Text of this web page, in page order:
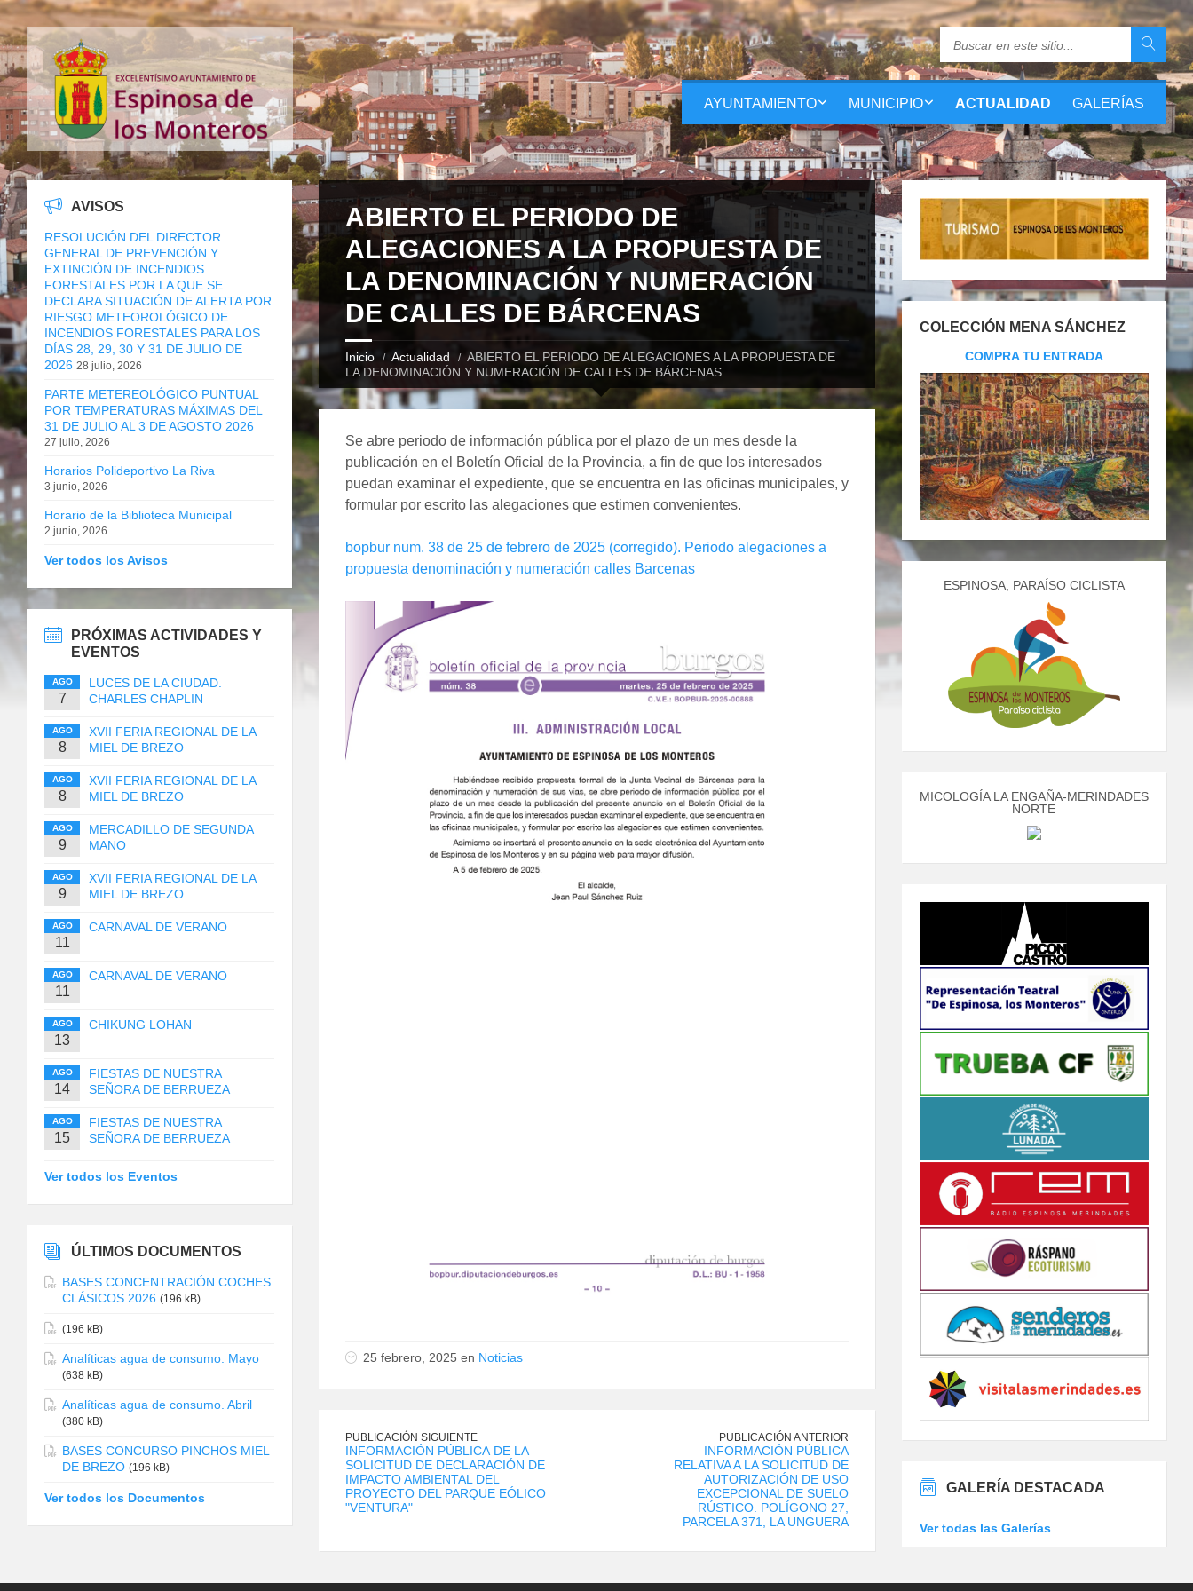
AYUNTAMIENTO MUNICIPIO ACTUALIDAD GALERÍAS
ABIERTO EL PERIODO DE
ALEGACIONES A LA PROPUESTA DE
LA DENOMINACIÓN Y NUMERACIÓN
DE CALLES DE BÁRCENAS
Inicio Actualidad
ABIERTO EL PERIODO DE ALEGACIONES A LA PROPUESTA DE
LA DENOMINACIÓN Y NUMERACIÓN DE CALLES DE BÁRCENAS
Se abre periodo de información pública por el plazo de un mes desde la
publicación en el Boletín Oficial de la Provincia, a fin de que los interesados
puedan examinar el expediente, que se encuentra en las oficinas municipales, y
formular por escrito las alegaciones que estimen convenientes.
bopbur num. 38 de 25 de febrero de 2025 (corregido). Periodo alegaciones a
propuesta denominación y numeración calles Barcenas
25 febrero, 2025 en Noticias
PUBLICACIÓN SIGUIENTE
INFORMACIÓN PÚBLICA DE LA
SOLICITUD DE DECLARACIÓN DE
IMPACTO AMBIENTAL DEL
PROYECTO DEL PARQUE EÓLICO
"VENTURA"
PUBLICACIÓN ANTERIOR
INFORMACIÓN PÚBLICA
RELATIVA A LA SOLICITUD DE
AUTORIZACIÓN DE USO
EXCEPCIONAL DE SUELO
RÚSTICO. POLÍGONO 27,
PARCELA 371, LA UNGUERA
AVISOS
RESOLUCIÓN DEL DIRECTOR
GENERAL DE PREVENCIÓN Y
EXTINCIÓN DE INCENDIOS
FORESTALES POR LA QUE SE
DECLARA SITUACIÓN DE ALERTA POR
RIESGO METEOROLÓGICO DE
INCENDIOS FORESTALES PARA LOS
DÍAS 28, 29, 30 Y 31 DE JULIO DE
2026 28 julio, 2026
PARTE METEREOLÓGICO PUNTUAL
POR TEMPERATURAS MÁXIMAS DEL
31 DE JULIO AL 3 DE AGOSTO 2026
27 julio, 2026
Horarios Polideportivo La Riva
3 junio, 2026
Horario de la Biblioteca Municipal
2 junio, 2026
Ver todos los Avisos
PRÓXIMAS ACTIVIDADES Y
EVENTOS
AGO
7
LUCES DE LA CIUDAD.
CHARLES CHAPLIN
AGO
8
XVII FERIA REGIONAL DE LA
MIEL DE BREZO
AGO
8
XVII FERIA REGIONAL DE LA
MIEL DE BREZO
AGO
9
MERCADILLO DE SEGUNDA
MANO
AGO
9
XVII FERIA REGIONAL DE LA
MIEL DE BREZO
AGO
11
CARNAVAL DE VERANO
AGO
11
CARNAVAL DE VERANO
AGO
13
CHIKUNG LOHAN
AGO
14
FIESTAS DE NUESTRA
SEÑORA DE BERRUEZA
AGO
15
FIESTAS DE NUESTRA
SEÑORA DE BERRUEZA
Ver todos los Eventos
ÚLTIMOS DOCUMENTOS
BASES CONCENTRACIÓN COCHES
CLÁSICOS 2026 (196 kB)
(196 kB)
Analíticas agua de consumo. Mayo
(638 kB)
Analíticas agua de consumo. Abril
(380 kB)
BASES CONCURSO PINCHOS MIEL
DE BREZO (196 kB)
Ver todos los Documentos
COLECCIÓN MENA SÁNCHEZ
COMPRA TU ENTRADA
ESPINOSA, PARAÍSO CICLISTA
MICOLOGÍA LA ENGAÑA-MERINDADES
NORTE
GALERÍA DESTACADA
Ver todas las Galerías